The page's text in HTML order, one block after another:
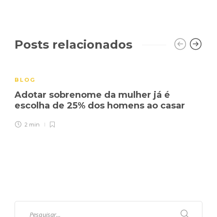
Posts relacionados
BLOG
Adotar sobrenome da mulher já é
escolha de 25% dos homens ao casar
2 min